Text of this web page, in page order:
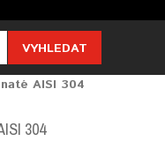
VYHLEDAT
AISI 304
304